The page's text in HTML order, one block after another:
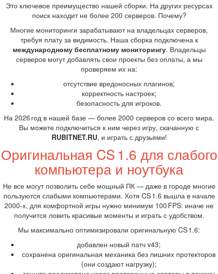
Это ключевое преимущество нашей сборки. На других ресурсах
поиск находит не более 200 серверов. Почему?
Многие мониторинги зарабатывают на владельцах серверов,
требуя плату за видимость. Наша сборка подключена к
международному бесплатному мониторингу. Владельцы
серверов могут добавлять свои проекты без оплаты, а мы
проверяем их на:
отсутствие вредоносных плагинов;
корректность настроек;
безопасность для игроков.
На 2026 год в нашей базе — более 2000 серверов со всего мира.
Вы можете подключиться к ним через игру, скачанную с
RUBITNET.RU, и играть с друзьями!
Оригинальная CS 1.6 для слабого
компьютера и ноутбука
Не все могут позволить себе мощный ПК — даже в городе многие
пользуются слабыми компьютерами. Хотя CS 1.6 вышла в начале
2000‑х, для комфортной игры нужно минимум 100 FPS: иначе не
получится ловить красивые моменты и играть с удобством.
Мы максимально оптимизировали оригинальную CS 1.6:
добавлен новый патч v43;
сохранена оригинальная механика без лишних протекторов
(они создают нагрузку);